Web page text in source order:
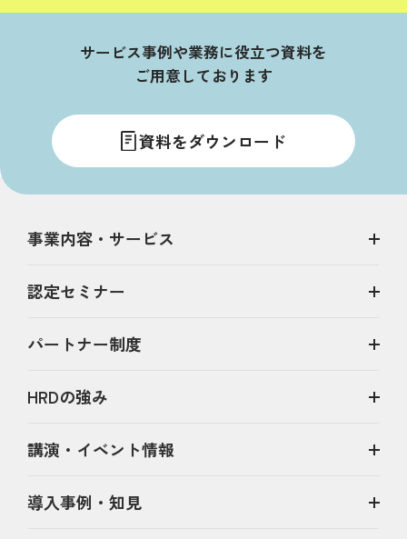
サービス事例や業務に役立つ資料を
ご用意しております
資料をダウンロード
事業内容・サービス
認定セミナー
パートナー制度
HRDの強み
講演・イベント情報
導入事例・知見